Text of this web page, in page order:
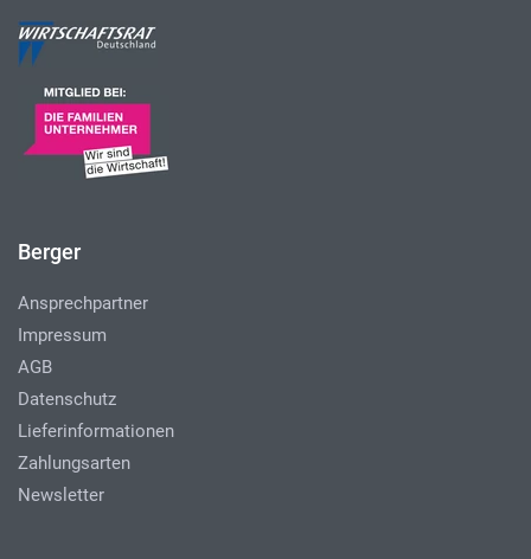
Berger
Ansprechpartner
Impressum
AGB
Datenschutz
Lieferinformationen
Zahlungsarten
Newsletter